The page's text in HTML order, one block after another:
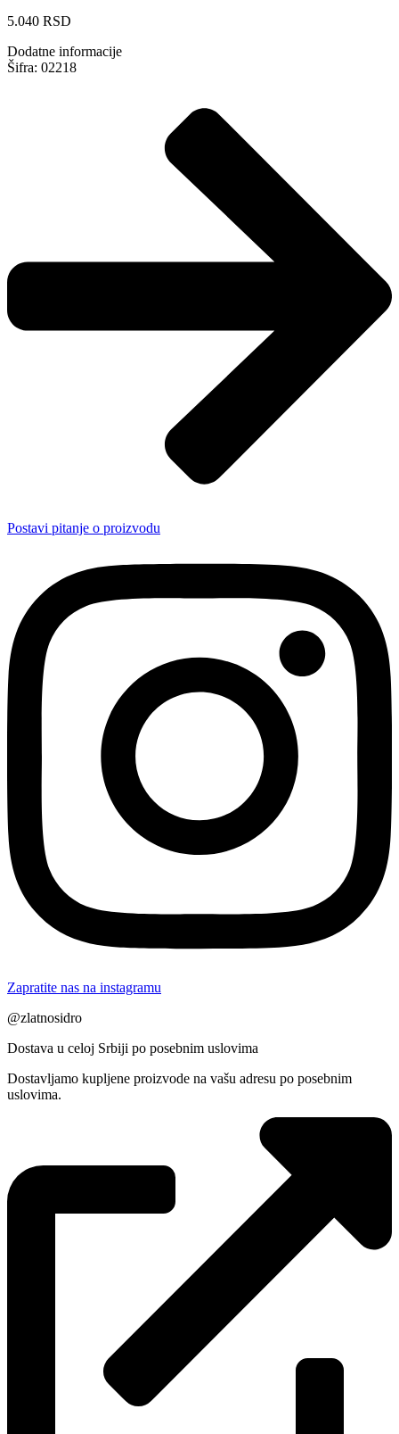
5.040 RSD
Dodatne informacije
Šifra: 02218
Postavi pitanje o proizvodu
Zapratite nas na instagramu
@zlatnosidro
Dostava u celoj Srbiji po posebnim uslovima
Dostavljamo kupljene proizvode na vašu adresu po posebnim
uslovima.